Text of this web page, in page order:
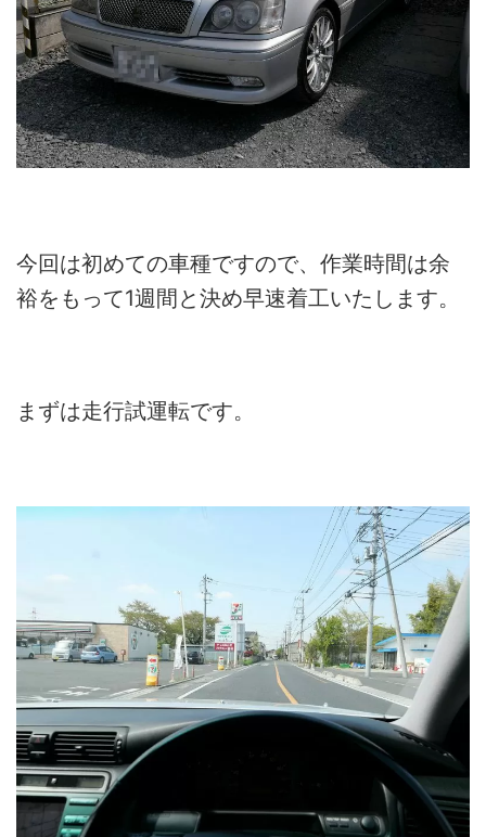
今回は初めての車種ですので、作業時間は余
裕をもって1週間と決め早速着工いたします。
まずは走行試運転です。